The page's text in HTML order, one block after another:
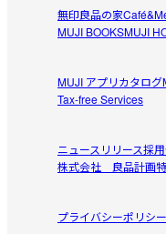
女性1人では組み立て
もう少し軽量で、棚
参考になった（
無印良品の家
MUJI BOOKSMUJI
MUJI アプリカタログ
Tax-free Services
ニュースリリース採
株式会社 良品計画
プライバシーポリシー